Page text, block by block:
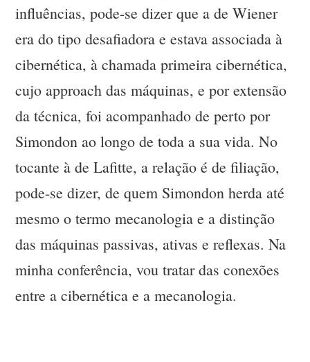
influências, pode-se dizer que a de Wiener
era do tipo desafiadora e estava associada à
cibernética, à chamada primeira cibernética,
cujo approach das máquinas, e por extensão
da técnica, foi acompanhado de perto por
Simondon ao longo de toda a sua vida. No
tocante à de Lafitte, a relação é de filiação,
pode-se dizer, de quem Simondon herda até
mesmo o termo mecanologia e a distinção
das máquinas passivas, ativas e reflexas. Na
minha conferência, vou tratar das conexões
entre a cibernética e a mecanologia.